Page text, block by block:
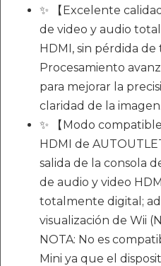
✨ 【Excelente
de video y audio
HDMI, sin pérdida de
Procesamiento
para mejorar la
claridad de la imagen.
✨ 【Modo
HDMI de
salida de la consola
de audio y video
totalmente digital;
visualización de Wii
NOTA: No es
Mini ya que el